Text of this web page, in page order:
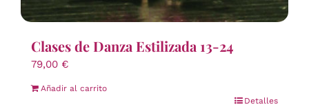
Clases de Danza Estilizada 13-24
79,00 €
Añadir al carrito
Detalles